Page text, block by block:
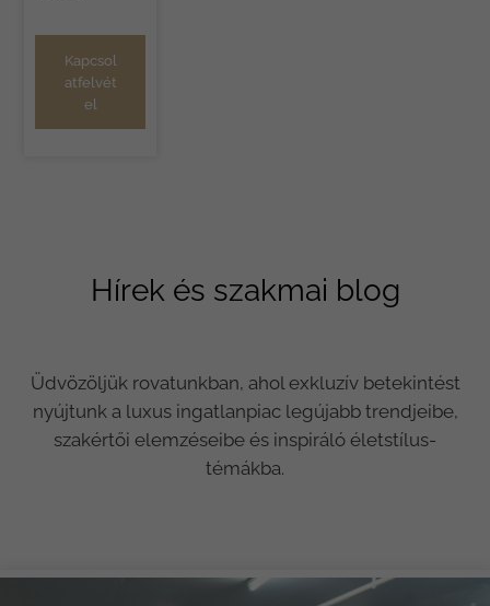
Kapcsol
atfelvét
el
Hírek és szakmai blog
Üdvözöljük rovatunkban, ahol exkluzív betekintést
nyújtunk a luxus ingatlanpiac legújabb trendjeibe,
szakértői elemzéseibe és inspiráló életstílus-
témákba.